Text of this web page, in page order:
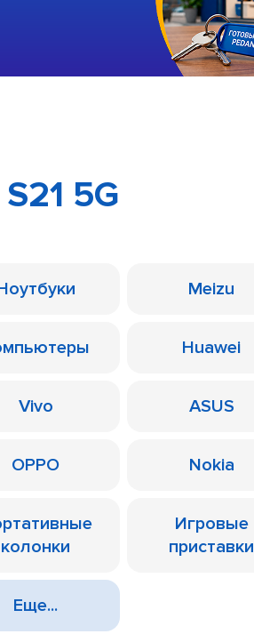
5G
Meizu
Huawei
Vivo ASUS
OPPO Nokia
колонки
Игровые
приставки
Еще...